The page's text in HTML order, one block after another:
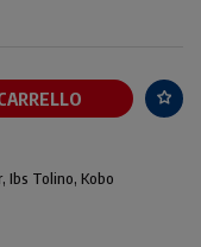
Ibs Tolino, Kobo